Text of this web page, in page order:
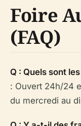
Foire
(FAQ)
Q : Quels sont
: Ouvert 24h/24
du mercredi au